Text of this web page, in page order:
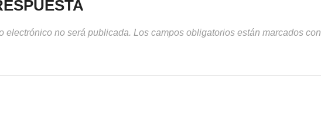
electrónico no será publicada. Los campos obligatorios están marcados con